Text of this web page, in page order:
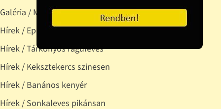
Galéria / Méz keretben, lépesméz
Hírek / Epres-csokis muffin
Hírek / Tárkonyos raguleves
Hírek / Keksztekercs szinesen
Hírek / Banános kenyér
Hírek / Sonkaleves pikánsan